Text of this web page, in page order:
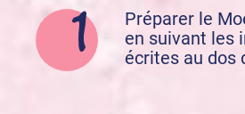
Préparer le
en suivant les
écrites au dos